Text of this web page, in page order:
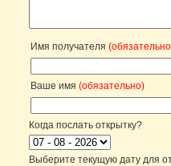
Имя получателя
Ваше имя (обязательно)
Когда послать открытку?
Выберите текущую дату для